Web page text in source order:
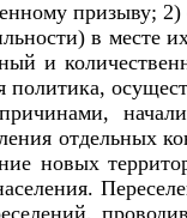
призыву; 2)
в месте
и
отдельных
новых